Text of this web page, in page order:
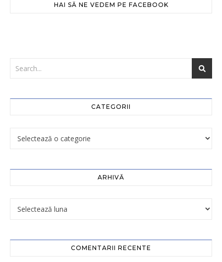
HAI SĂ NE VEDEM PE FACEBOOK
CATEGORII
ARHIVĂ
COMENTARII RECENTE